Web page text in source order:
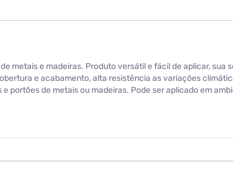
metais e madeiras. Produto versátil e fácil de aplicar, sua
e acabamento, alta resistência as variações
portões de metais ou madeiras. Pode ser aplicado em
2 a 3 camadas, respeitando o tempo mínimo de 2 horas
Lata 900 mL/demão: até 12m². Secagem: 45